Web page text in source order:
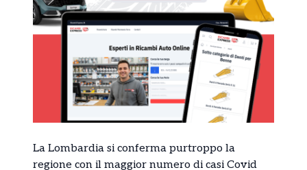
La Lombardia si conferma purtroppo la
regione con il maggior numero di casi Covid